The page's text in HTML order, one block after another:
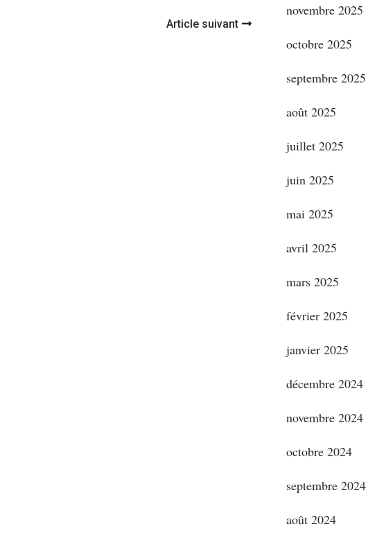
Article suivant
novembre 2025
octobre 2025
septembre 2025
août 2025
juillet 2025
juin 2025
mai 2025
avril 2025
mars 2025
février 2025
janvier 2025
décembre 2024
novembre 2024
octobre 2024
septembre 2024
août 2024